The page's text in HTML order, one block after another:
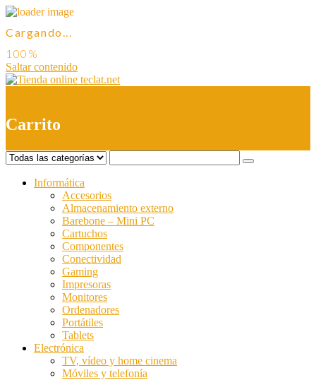
Cargando...
Saltar contenido
Carrito
Informática
Accesorios
Almacenamiento externo
Barebone – Mini PC
Cartuchos
Componentes
Conectividad
Gaming
Impresoras
Monitores
Ordenadores
Portátiles
Tablets
Electrónica
TV, vídeo y home cinema
Móviles y telefonía